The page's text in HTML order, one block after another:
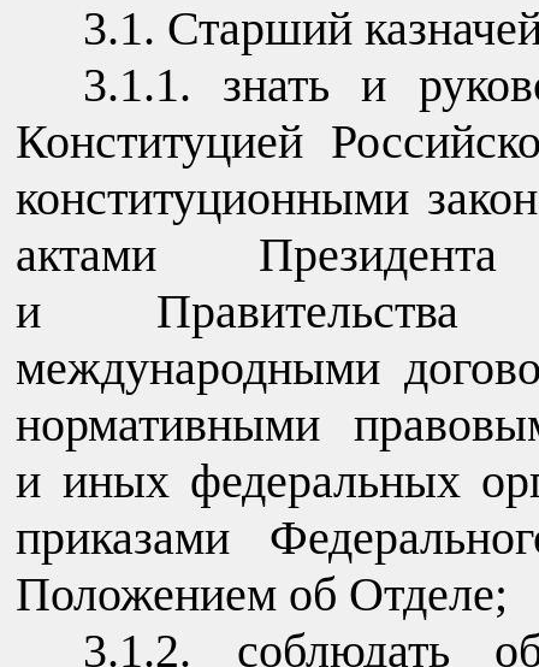
3.1. Старший
3.1.1. знать и
Конституцией
конституционными
актами
и Правительства
международными
нормативными
и иных федеральных
приказами
Положением об Отделе;
3.1.2. соблюдать